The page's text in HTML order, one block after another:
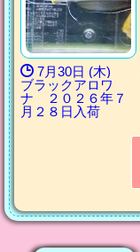
7月30日 (木)
ブラックアロワ
ナ ２０２６年７
月２８日入荷